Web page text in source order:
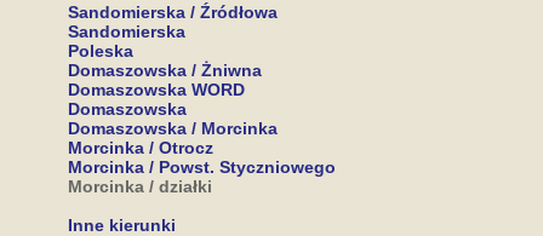
Sandomierska / Źródłowa
Sandomierska
Poleska
Domaszowska / Żniwna
Domaszowska WORD
Domaszowska
Domaszowska / Morcinka
Morcinka / Otrocz
Morcinka / Powst. Styczniowego
Morcinka / działki
Inne kierunki